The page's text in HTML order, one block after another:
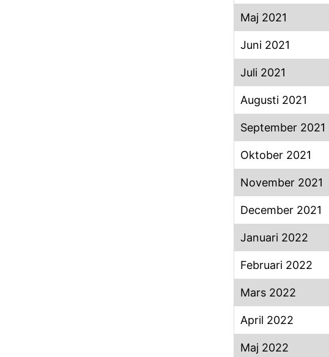
Maj 2021
Juni 2021
Juli 2021
Augusti 2021
September 2021
Oktober 2021
November 2021
December 2021
Januari 2022
Februari 2022
Mars 2022
April 2022
Maj 2022